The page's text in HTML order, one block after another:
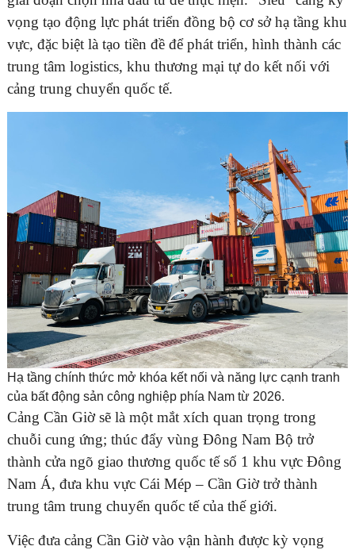
vọng tạo động lực phát triển đồng bộ cơ sở hạ tầng khu
vực, đặc biệt là tạo tiền đề để phát triển, hình thành các
trung tâm logistics, khu thương mại tự do kết nối với
cảng trung chuyển quốc tế.
Hạ tầng chính thức mở khóa kết nối và năng lực cạnh tranh
của bất động sản công nghiệp phía Nam từ 2026.
Cảng Cần Giờ sẽ là một mắt xích quan trọng trong
chuỗi cung ứng; thúc đẩy vùng Đông Nam Bộ trở
thành cửa ngõ giao thương quốc tế số 1 khu vực Đông
Nam Á, đưa khu vực Cái Mép – Cần Giờ trở thành
trung tâm trung chuyển quốc tế của thế giới.
Việc đưa cảng Cần Giờ vào vận hành được kỳ vọng